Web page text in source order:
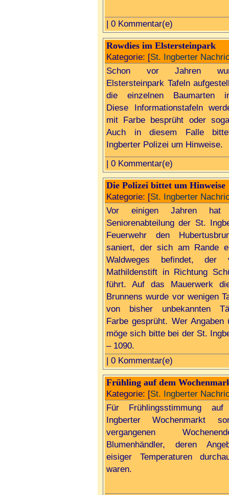
| 0 Kommentar(e)
Rowdies im Elstersteinpark
Kategorie: [St. Ingberter
Schon vor Jahren
Elstersteinpark Tafeln
die einzelnen Baumarten
Diese Informationstafeln
mit Farbe besprüht oder
Auch in diesem Falle
Ingberter Polizei um Hinweise.
| 0 Kommentar(e)
Die Polizei bittet um Hinweise
Kategorie: [St. Ingberter
Vor einigen Jahren hat
Seniorenabteilung der St.
Feuerwehr den
saniert, der sich am Rande
Waldweges befindet, der
Mathildenstift in Richtung
führt. Auf das Mauerwerk
Brunnens wurde vor wenigen
von bisher unbekannten
Farbe gesprüht. Wer
möge sich bitte bei der St.
– 1090.
| 0 Kommentar(e)
Frühling auf dem
Kategorie: [St. Ingberter
Für Frühlingsstimmung
Ingberter Wochenmarkt
vergangenen
Blumenhändler, deren
eisiger Temperaturen
waren.